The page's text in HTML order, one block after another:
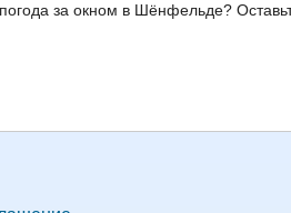
за окном в Шёнфельде?